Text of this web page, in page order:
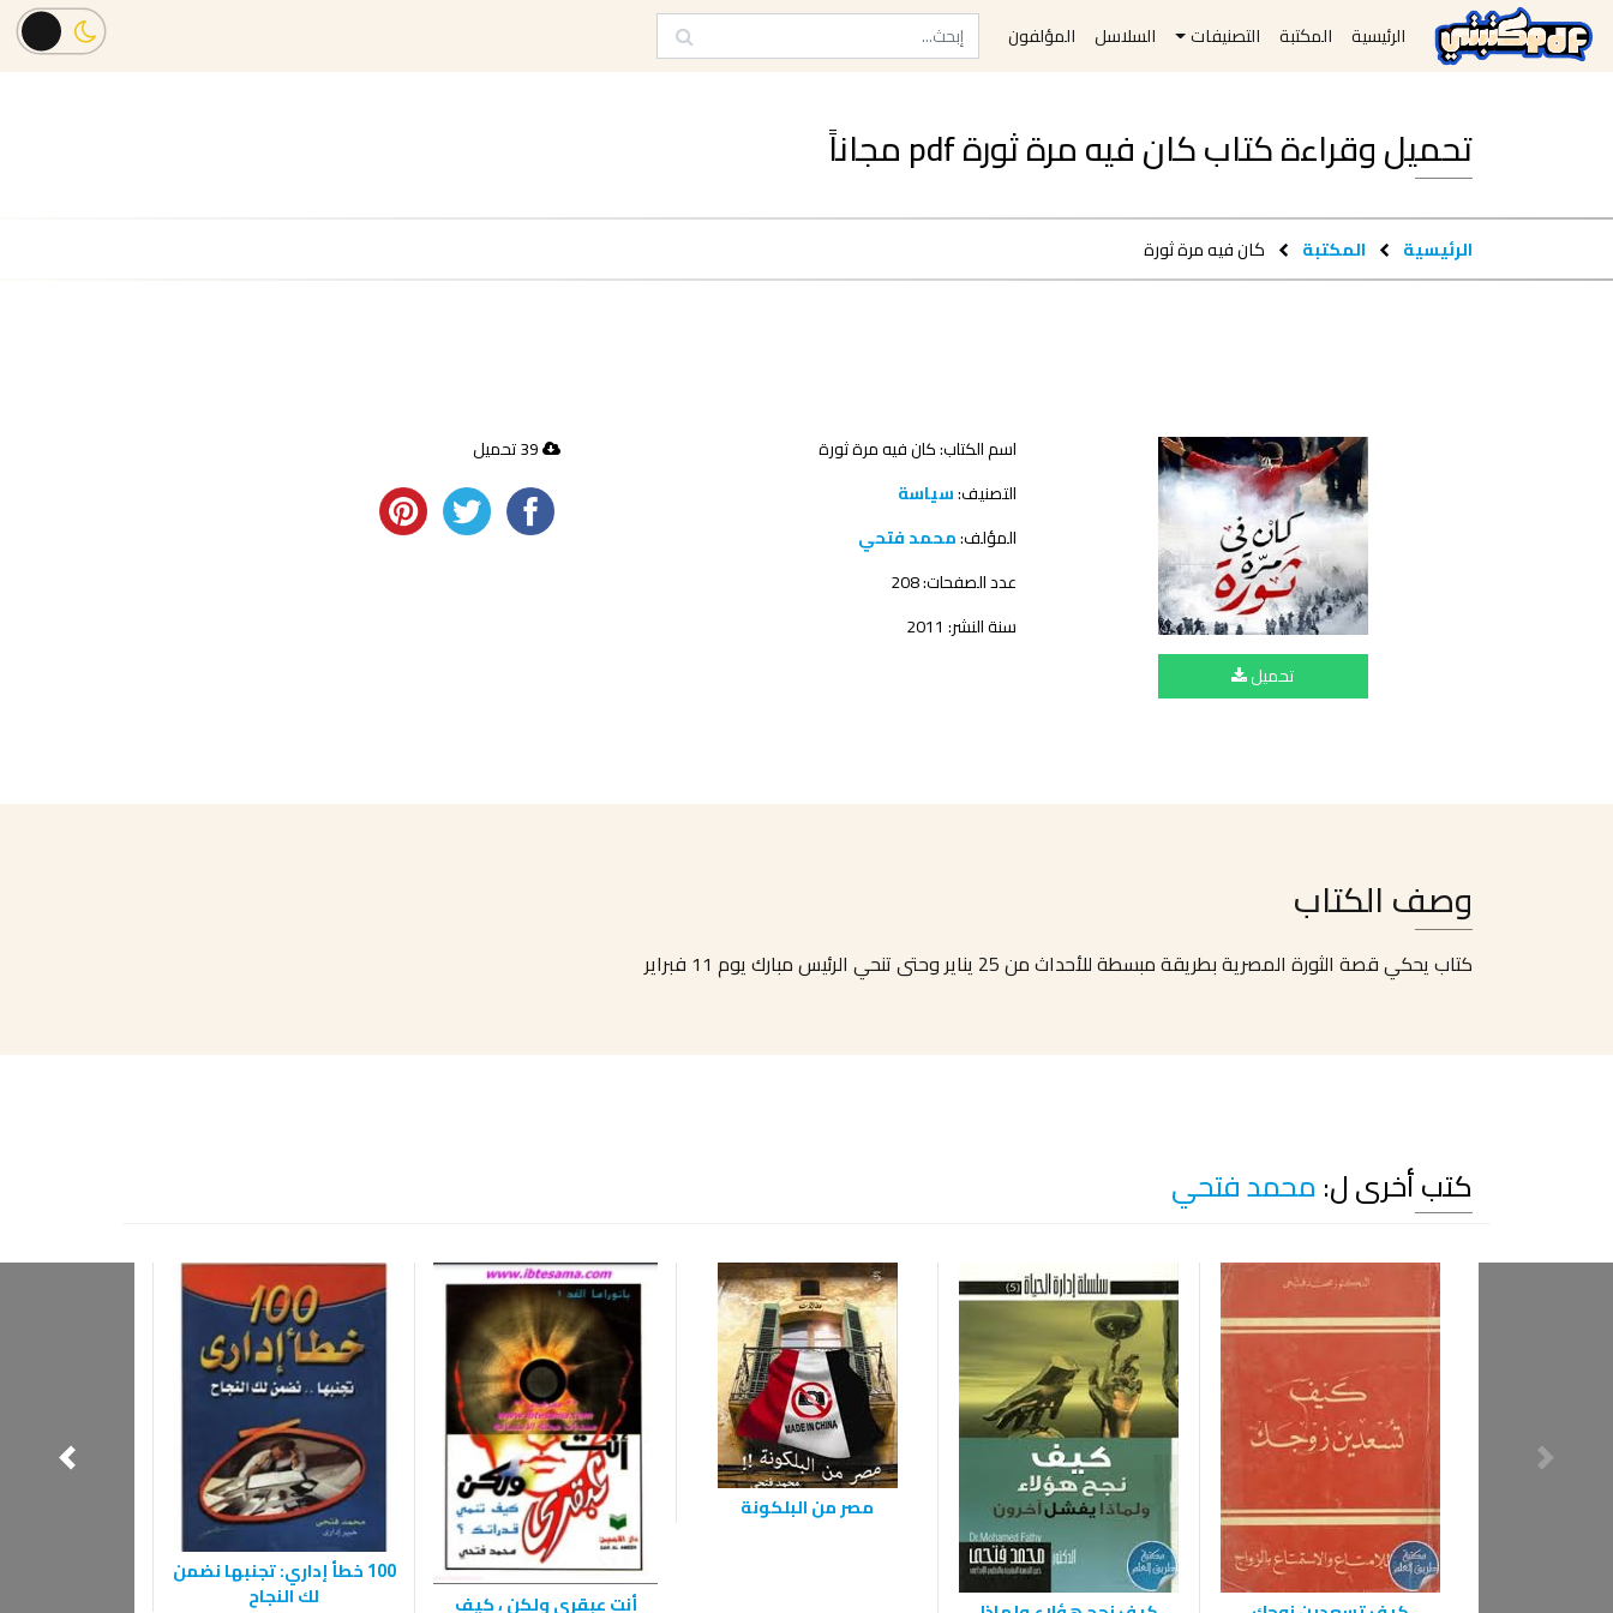
الرئيسية المكتبة التصنيفات السلاسل المؤلفون
تحميل وقراءة كتاب كان فيه مرة ثورة pdf مجاناً
الرئيسية المكتبة كان فيه مرة ثورة
تحميل
اسم الكتاب: كان فيه مرة ثورة
التصنيف:سياسة
المؤلف:محمد فتحي
عدد الصفحات: 208
سنة النشر: 2011
وصف الكتاب
كتاب يحكي قصة الثورة المصرية بطريقة مبسطة للأحداث من 25 يناير وحتى تنحي الرئيس مبارك يوم 11 فبراير
كتب أخرى ل: محمد فتحي
مصر من البلكونة
أنت عبقري ولكن ، كيف
100 خطأ إداري: تجنبها نضمن
لك النجاح